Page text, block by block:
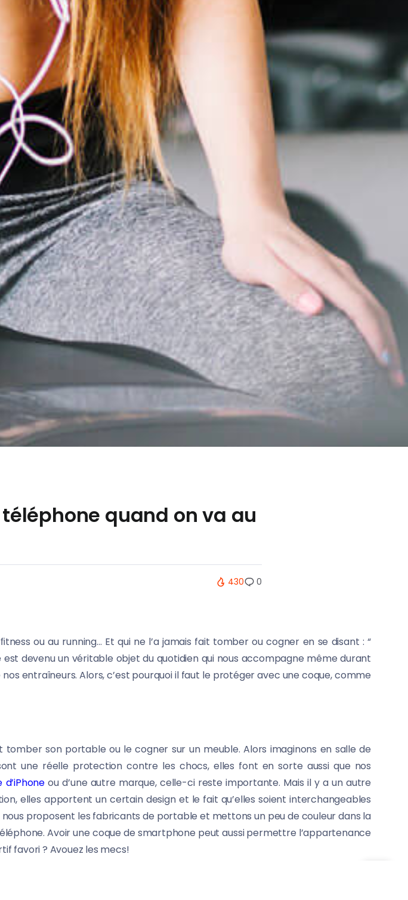
quand on va au
430 0
ou au running… Et qui ne l’a jamais fait tomber ou cogner en se disant : “
devenu un véritable objet du quotidien qui nous accompagne même durant
entraîneurs. Alors, c’est pourquoi il faut le protéger avec une coque, comme
son portable ou le cogner sur un meuble. Alors imaginons en salle de
une réelle protection contre les chocs, elles font en sorte aussi que nos
d’iPhone ou d’une autre marque, celle-ci reste importante. Mais il y a un autre
elles apportent un certain design et le fait qu’elles soient interchangeables
proposent les fabricants de portable et mettons un peu de couleur dans la
Avoir une coque de smartphone peut aussi permettre l’appartenance
favori ? Avouez les mecs!